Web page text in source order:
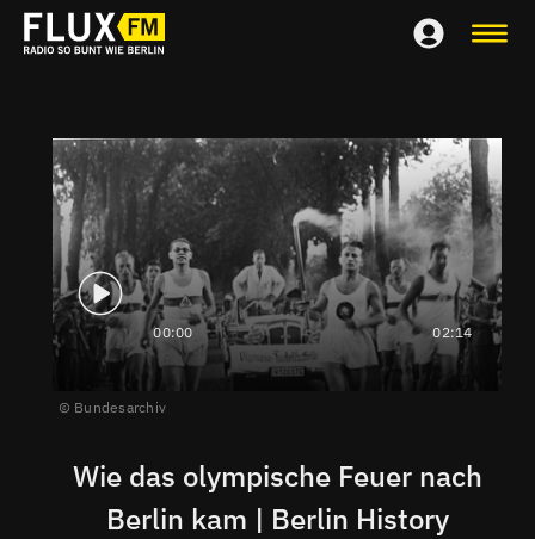
00:00 02:14
Bundesarchiv
Wie das olympische Feuer nach
Berlin kam | Berlin History